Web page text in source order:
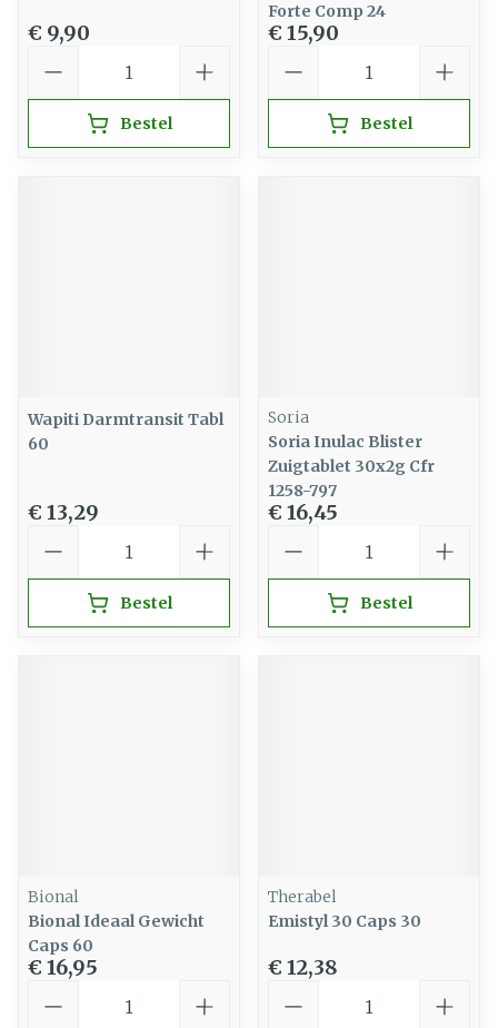
€ 9,90
Bestel
Forte Comp 24
€ 15,90
Bestel
Wapiti Darmtransit Tabl
60
€ 13,29
Bestel
Soria
Soria Inulac Blister
Zuigtablet 30x2g Cfr
1258-797
€ 16,45
Bestel
Bional
Bional Ideaal Gewicht
Caps 60
€ 16,95
Therabel
Emistyl 30 Caps 30
€ 12,38